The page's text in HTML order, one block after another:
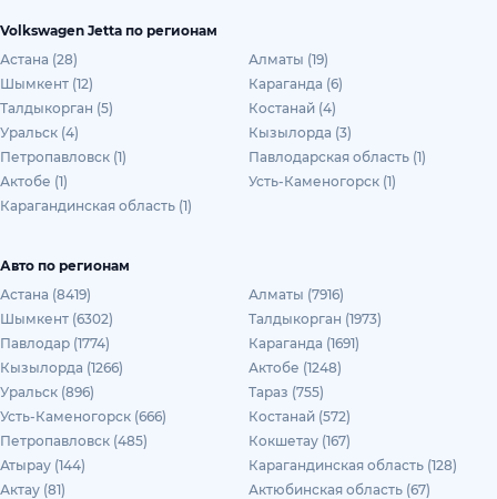
Volkswagen Jetta по регионам
Астана (28)
Алматы (19)
Шымкент (12)
Караганда (6)
Талдыкорган (5)
Костанай (4)
Уральск (4)
Кызылорда (3)
Петропавловск (1)
Павлодарская область (1)
Актобе (1)
Усть-Каменогорск (1)
Карагандинская область (1)
Авто по регионам
Астана (8419)
Алматы (7916)
Шымкент (6302)
Талдыкорган (1973)
Павлодар (1774)
Караганда (1691)
Кызылорда (1266)
Актобе (1248)
Уральск (896)
Тараз (755)
Усть-Каменогорск (666)
Костанай (572)
Петропавловск (485)
Кокшетау (167)
Атырау (144)
Карагандинская область (128)
Актау (81)
Актюбинская область (67)